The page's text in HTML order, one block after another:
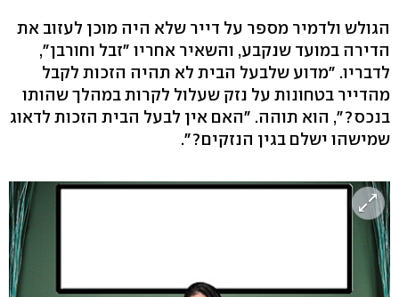
הגולש ולדמיר מספר על דייר שלא היה מוכן לעזוב את
הדירה במועד שנקבע, והשאיר אחריו "זבל וחורבן",
לדבריו. "מדוע שלבעל הבית לא תהיה הזכות לקבל
מהדייר בטחונות על נזק שעלול לקרות במהלך שהותו
בנכס?", הוא תוהה. "האם אין לבעל הבית הזכות לדאוג
שמישהו ישלם בגין הנזקים?".